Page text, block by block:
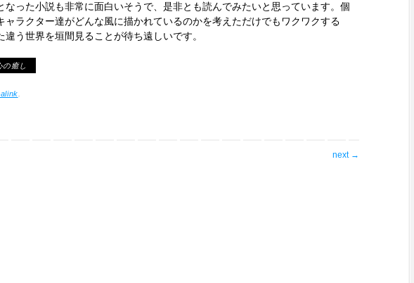
なった小説も非常に面白いそうで、是非とも読んでみたいと思っています。個
ャラクター達がどんな風に描かれているのかを考えただけでもワクワクする
違う世界を垣間見ることが待ち遠しいです。
の癒し
next →